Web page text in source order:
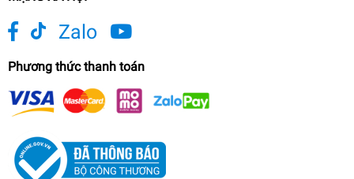
Zalo
Phương thức thanh toán